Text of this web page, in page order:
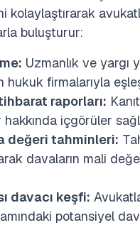
kolaylaştırarak
buluşturur:
Uzmanlık ve yargı
hukuk firmalarıyla
raporları:
içgörüler
değeri tahminleri:
davaların mali
davacı keşfi:
potansiyel